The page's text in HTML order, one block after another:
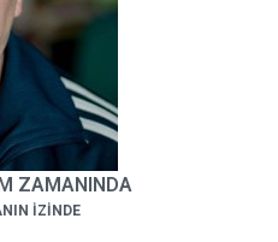
ZAMANINDA
İZİNDE